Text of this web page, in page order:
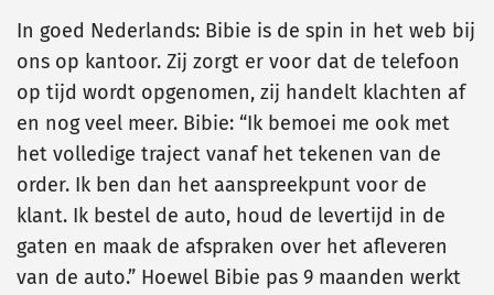
In goed Nederlands: Bibie is de spin in het web bij
ons op kantoor. Zij zorgt er voor dat de telefoon
op tijd wordt opgenomen, zij handelt klachten af
en nog veel meer. Bibie: “Ik bemoei me ook met
het volledige traject vanaf het tekenen van de
order. Ik ben dan het aanspreekpunt voor de
klant. Ik bestel de auto, houd de levertijd in de
gaten en maak de afspraken over het afleveren
van de auto.” Hoewel Bibie pas 9 maanden werkt